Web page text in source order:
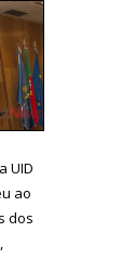
UID
ao
dos